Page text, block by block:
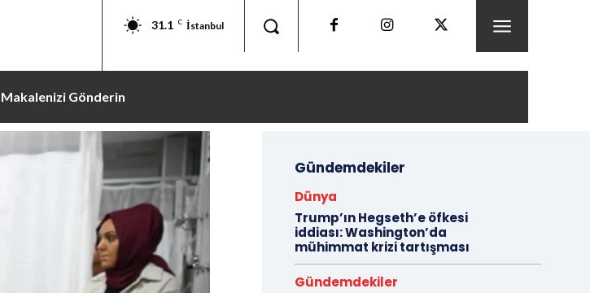
31.1 C İstanbul
Makalenizi Gönderin
Gündemdekiler
Dünya
Trump’ın Hegseth’e öfkesi
iddiası: Washington’da
mühimmat krizi tartışması
Gündemdekiler